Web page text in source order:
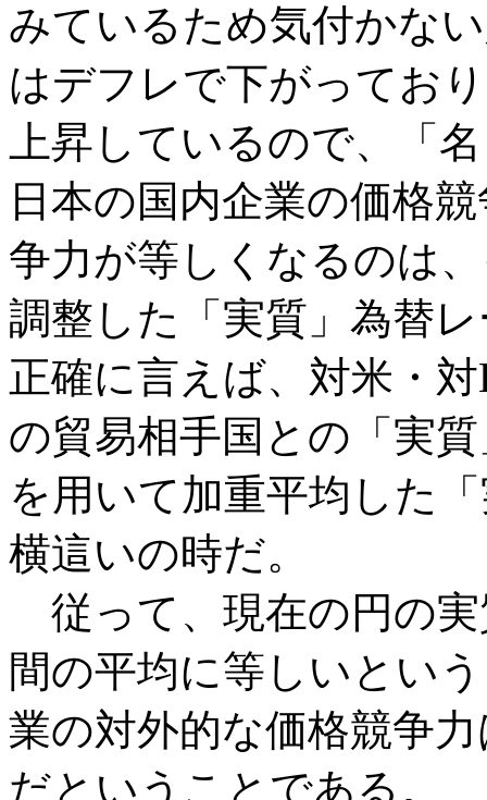
みているため気付かな
はデフレで下がってお
上昇しているので、「
日本の国内企業の価格
争力が等しくなるのは
調整した「実質」為替
正確に言えば、対米・
の貿易相手国との「実
を用いて加重平均した
横這いの時だ。
従って、現在の円の実
間の平均に等しいとい
業の対外的な価格競争
だということである。